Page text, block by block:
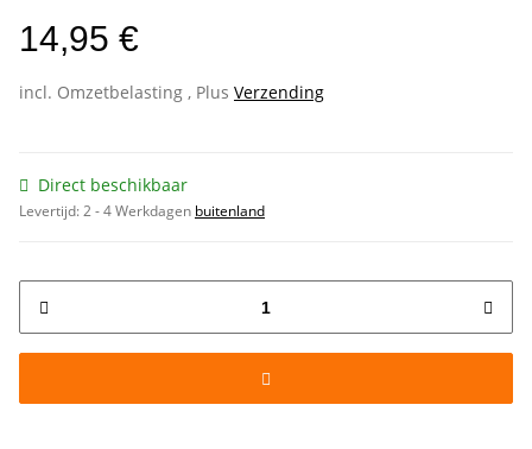
14,95 €
incl. Omzetbelasting , Plus Verzending
Direct beschikbaar
Levertijd:2 - 4 Werkdagen buitenland